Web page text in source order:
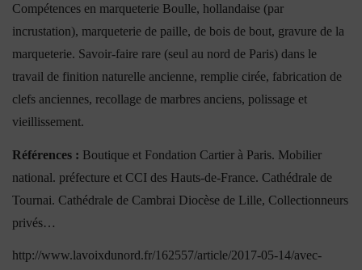
Compétences en marqueterie Boulle, hollandaise (par
incrustation), marqueterie de paille, de bois de bout, gravure de la
marqueterie. Savoir-faire rare (seul au nord de Paris) dans le
travail de finition naturelle ancienne, remplie cirée, fabrication de
clefs anciennes, recollage de marbres anciens, polissage et
vieillissement.
Références : Boutique et Fondation Cartier à Paris. Mobilier
national. préfecture et CCI des Hauts-de-France. Cathédrale de
Tournai. Cathédrale de Cambrai Diocèse de Lille, Collectionneurs
privés…
http://www.lavoixdunord.fr/162557/article/2017-05-14/avec-